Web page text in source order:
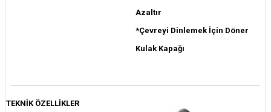
Azaltır
*Çevreyi Dinlemek İçin Döner
Kulak Kapağı
TEKNİK ÖZELLİKLER